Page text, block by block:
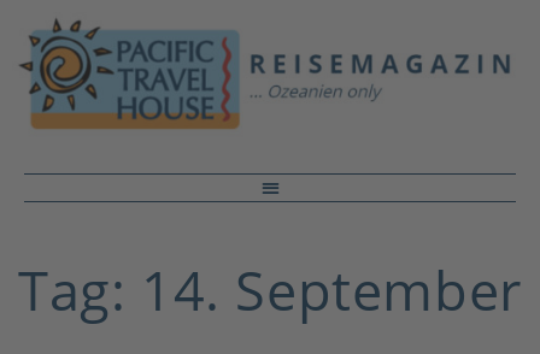
Tag: 14. September